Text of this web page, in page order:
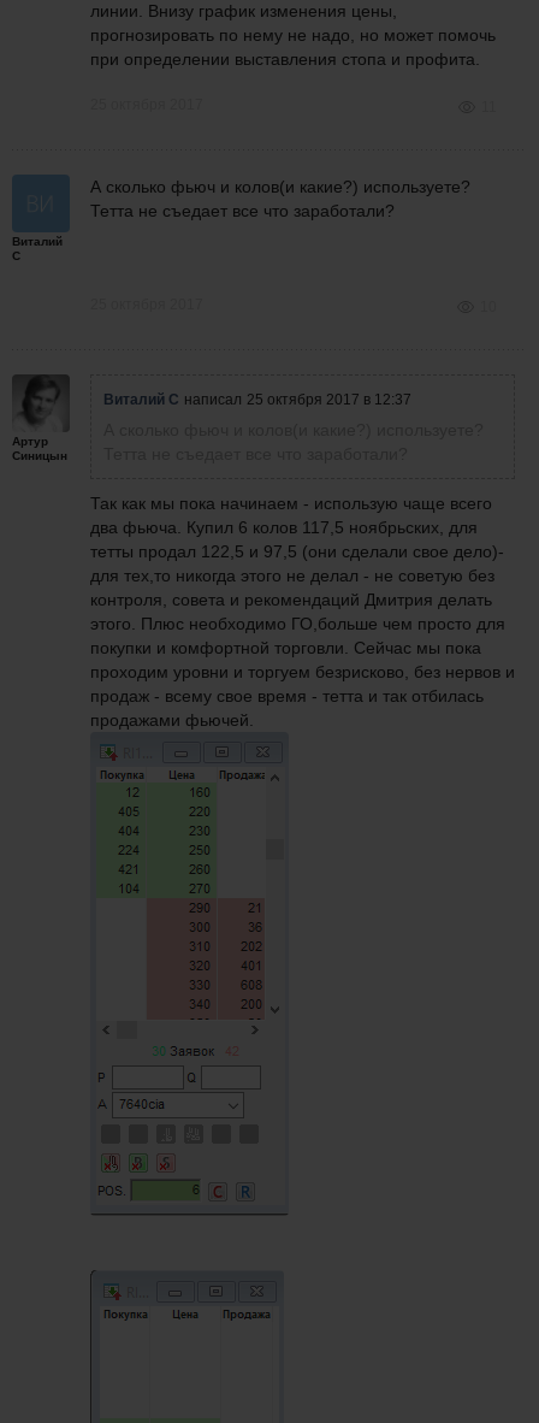
линии. Внизу график изменения цены,
прогнозировать по нему не надо, но может помочь
при определении выставления стопа и профита.
Виталий
С
А сколько фьюч и колов(и какие?) используете?
Тетта не съедает все что заработали?
Артур
Синицын
Виталий С написал 25 октября 2017 в 12:37
Так как мы пока начинаем - использую чаще всего
два фьюча. Купил 6 колов 117,5 ноябрьских, для
тетты продал 122,5 и 97,5 (они сделали свое дело)-
для тех,то никогда этого не делал - не советую без
контроля, совета и рекомендаций Дмитрия делать
этого. Плюс необходимо ГО,больше чем просто для
покупки и комфортной торговли. Сейчас мы пока
проходим уровни и торгуем безрисково, без нервов и
продаж - всему свое время - тетта и так отбилась
продажами фьючей.